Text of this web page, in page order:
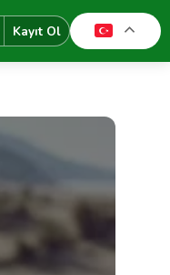
Kayıt Ol